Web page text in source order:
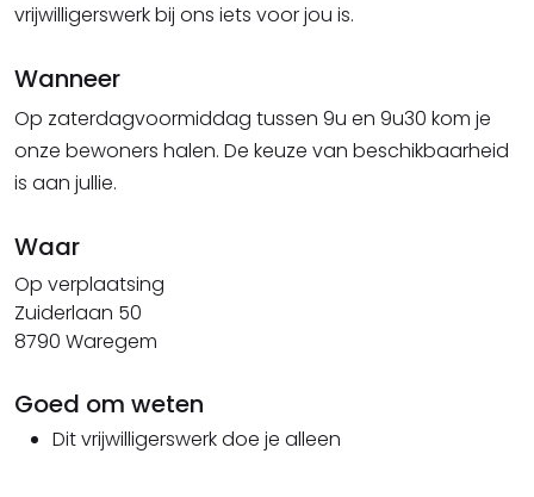
vrijwilligerswerk bij ons iets voor jou is.
Wanneer
Op zaterdagvoormiddag tussen 9u en 9u30 kom je
onze bewoners halen. De keuze van beschikbaarheid
is aan jullie.
Waar
Op verplaatsing
Zuiderlaan 50
8790 Waregem
Goed om weten
Dit vrijwilligerswerk doe je alleen